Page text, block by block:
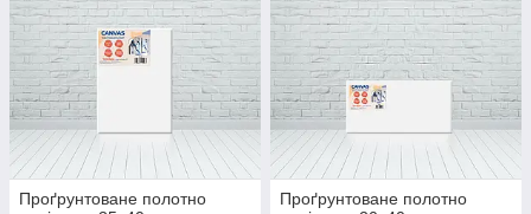
Проґрунтоване полотно
Проґрунтоване полотно